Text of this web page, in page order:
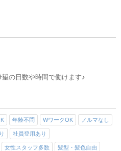
の日数や時間で働けます♪
年齢不問 WワークOK ノルマなし
社員登用あり
女性スタッフ多数 髪型・髪色自由